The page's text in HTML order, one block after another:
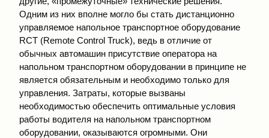
Одним из них вполне могло бы стать дистанционно
управляемое напольное транспортное оборудование
RСТ (Remote Control Truck), ведь в отличие от
обычных автомашин присутствие оператора на
напольном транспортном оборудовании в принципе не
является обязательным и необходимо только для
управления. Затраты, которые вызваны
необходимостью обеспечить оптимальные условия
работы водителя на напольном транспортном
оборудовании, оказываются огромными. Они